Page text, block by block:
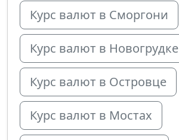
Курс валют в Сморгони
Курс валют в Новогрудке
Курс валют в Островце
Курс валют в Мостах